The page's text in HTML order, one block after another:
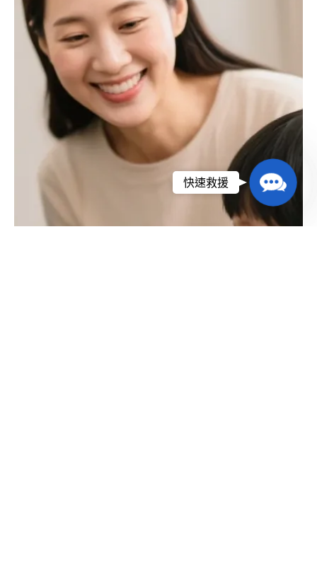
Contact
Us
快速救援